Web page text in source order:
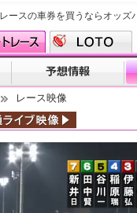
ースの車券を買うならオッズ
レース映像